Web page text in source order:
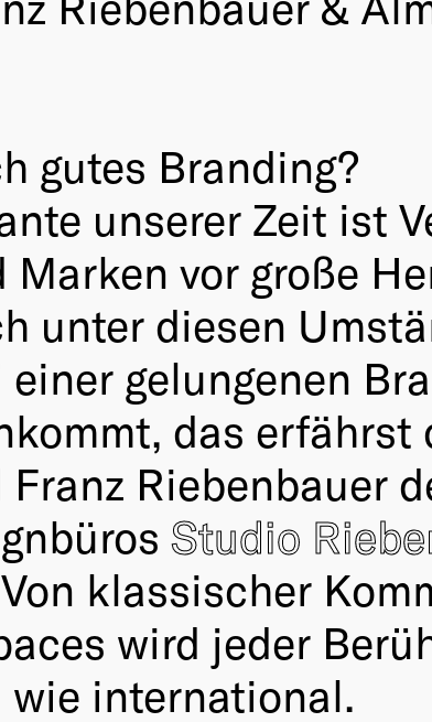
gutes Branding?
unserer Zeit ist
vor große
unter diesen
gelungenen
das erfährst
Riebenbauer
Studio
klassischer
wird jeder
international.